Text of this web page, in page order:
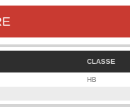
CLASSE
HB